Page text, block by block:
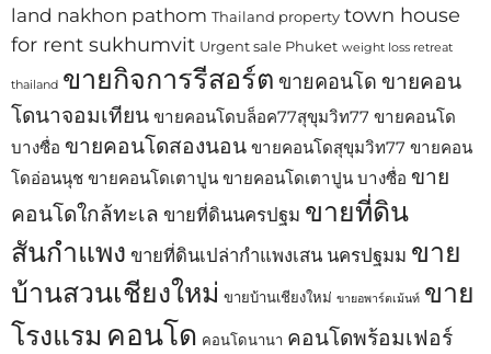
land nakhon pathom Thailand property town house
for rent sukhumvit Urgent sale Phuket weight loss retreat
thailand ขายกิจการรีสอร์ต ขายคอนโด ขายคอน
โดนาจอมเทียน ขายคอนโดบล็อค77สุขุมวิท77 ขายคอนโด
บางซื่อ ขายคอนโดสองนอน ขายคอนโดสุขุมวิท77 ขายคอน
โดอ่อนนุช ขายคอนโดเตาปูน ขายคอนโดเตาปูน บางซื่อ ขาย
คอนโดใกล้ทะเล ขายที่ดินนครปฐม ขายที่ดิน
สันกำแพง ขายที่ดินเปล่ากำแพงเสน นครปฐมม ขาย
บ้านสวนเชียงใหม่ ขายบ้านเชียงใหม่ ขายอพาร์ตเม้นท์ ขาย
โรงแรม คอนโด คอนโดนานา คอนโดพร้อมเฟอร์